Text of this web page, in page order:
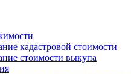
кадастровой стоимости
стоимости выкупа